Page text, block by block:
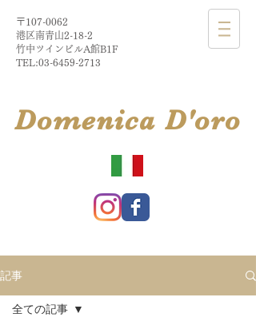
〒107-0062
港区南青山2-18-2​
​竹中ツインビルA館B1F
TEL:03-6459-2713
​DomenicaD'oro
記事
全ての記事